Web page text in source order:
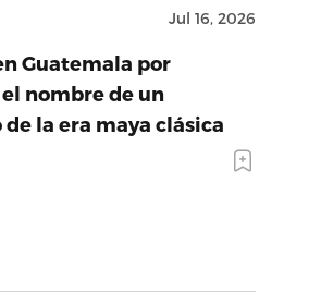
Jul 16, 2026
Guatemala por
nombre de un
la era maya clásica